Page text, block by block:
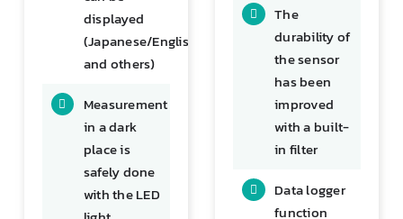
displayed
(Japanese/English
and others)
Measurement
in a dark
place is
safely done
with the LED
The
durability of
the sensor
has been
improved
with a built-
in filter
Data logger
function